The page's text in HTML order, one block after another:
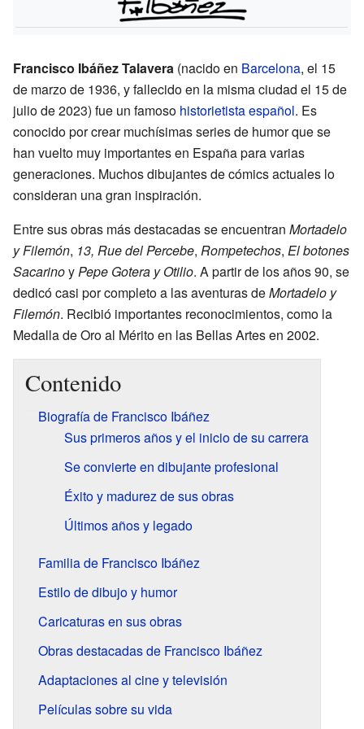
Francisco Ibáñez Talavera (nacido en Barcelona, el 15
de marzo de 1936, y fallecido en la misma ciudad el 15 de
julio de 2023) fue un famoso historietistaespañol. Es
conocido por crear muchísimas series de humor que se
han vuelto muy importantes en España para varias
generaciones. Muchos dibujantes de cómics actuales lo
consideran una gran inspiración.
Entre sus obras más destacadas se encuentran Mortadelo
y Filemón, 13, Rue del Percebe, Rompetechos, El botones
SacarinoyPepe Gotera y Otilio. A partir de los años 90, se
dedicó casi por completo a las aventuras deMortadelo y
Filemón. Recibió importantes reconocimientos, como la
Medalla de Oro al Mérito en las Bellas Artes en 2002.
Contenido
Biografía de Francisco Ibáñez
Sus primeros años y el inicio de su carrera
Se convierte en dibujante profesional
Éxito y madurez de sus obras
Últimos años y legado
Familia de Francisco Ibáñez
Estilo de dibujo y humor
Caricaturas en sus obras
Obras destacadas de Francisco Ibáñez
Adaptaciones al cine y televisión
Películas sobre su vida